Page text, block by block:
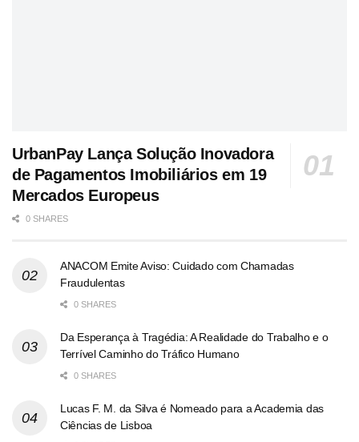
UrbanPay Lança Solução Inovadora
de Pagamentos Imobiliários em 19
Mercados Europeus
0 SHARES
ANACOM Emite Aviso: Cuidado com Chamadas
Fraudulentas
0 SHARES
Da Esperança à Tragédia: A Realidade do Trabalho e o
Terrível Caminho do Tráfico Humano
0 SHARES
Lucas F. M. da Silva é Nomeado para a Academia das
Ciências de Lisboa